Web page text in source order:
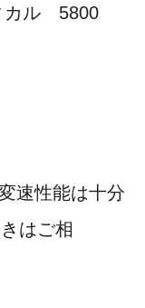
カル 5800
速性能は十分
はご相